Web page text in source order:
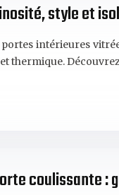
style et
intérieures
thermique.
coulissante :